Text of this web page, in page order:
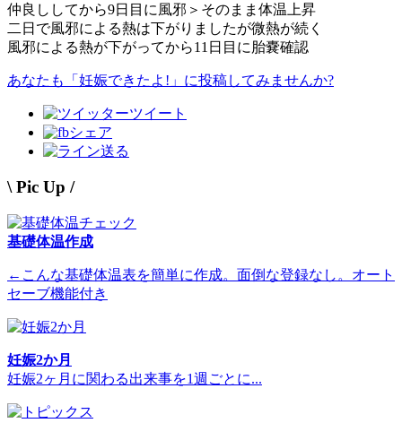
仲良ししてから9日目に風邪＞そのまま体温上昇
二日で風邪による熱は下がりましたが微熱が続く
風邪による熱が下がってから11日目に胎嚢確認
あなたも「妊娠できたよ!」に投稿してみませんか?
ツイート
シェア
送る
\ Pic Up /
基礎体温作成
←こんな基礎体温表を簡単に作成。面倒な登録なし。オート
セーブ機能付き
妊娠2か月
妊娠2ヶ月に関わる出来事を1週ごとに...